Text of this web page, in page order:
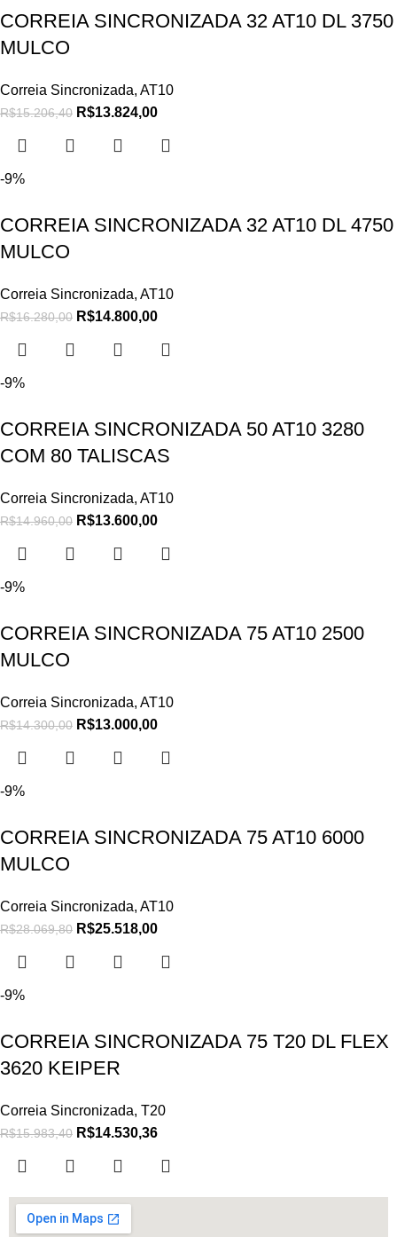
CORREIA SINCRONIZADA 32 AT10 DL 3750
MULCO
Correia Sincronizada, AT10
R$15.206,40 R$13.824,00
-9%
CORREIA SINCRONIZADA 32 AT10 DL 4750
MULCO
Correia Sincronizada, AT10
R$16.280,00 R$14.800,00
-9%
CORREIA SINCRONIZADA 50 AT10 3280
COM 80 TALISCAS
Correia Sincronizada, AT10
R$14.960,00 R$13.600,00
-9%
CORREIA SINCRONIZADA 75 AT10 2500
MULCO
Correia Sincronizada, AT10
R$14.300,00 R$13.000,00
-9%
CORREIA SINCRONIZADA 75 AT10 6000
MULCO
Correia Sincronizada, AT10
R$28.069,80 R$25.518,00
-9%
CORREIA SINCRONIZADA 75 T20 DL FLEX
3620 KEIPER
Correia Sincronizada, T20
R$15.983,40 R$14.530,36